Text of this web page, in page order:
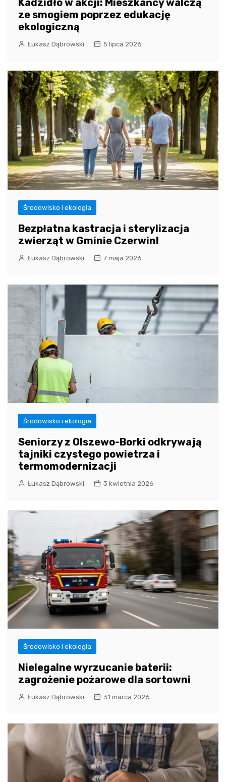
Kadzidło w akcji: Mieszkańcy walczą
ze smogiem poprzez edukację
ekologiczną
Łukasz Dąbrowski 5 lipca 2026
Środowisko i ekologia
Bezpłatna kastracja i sterylizacja
zwierząt w Gminie Czerwin!
Łukasz Dąbrowski 7 maja 2026
Środowisko i ekologia
Seniorzy z Olszewo-Borki odkrywają
tajniki czystego powietrza i
termomodernizacji
Łukasz Dąbrowski 3 kwietnia 2026
Środowisko i ekologia
Nielegalne wyrzucanie baterii:
zagrożenie pożarowe dla sortowni
Łukasz Dąbrowski 31 marca 2026